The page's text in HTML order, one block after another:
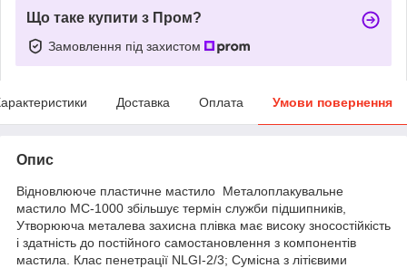
Що таке купити з Пром?
Замовлення під захистом
Доставка Оплата Умови повернення
Опис
Відновлююче пластичне мастило Металоплакувальне
мастило МС-1000 збільшує термін служби підшипників,
Утворююча металева захисна плівка має високу зносостійкість
і здатність до постійного самостановлення з компонентів
мастила. Клас пенетрації NLGI-2/3; Сумісна з літієвими